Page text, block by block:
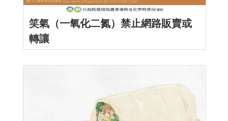
笑氣（一氧化二氮）禁止網路販賣或
轉讓